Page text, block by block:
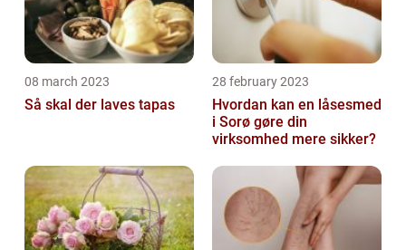
08 march 2023
Så skal der laves tapas
28 february 2023
Hvordan kan en låsesmed
i Sorø gøre din
virksomhed mere sikker?